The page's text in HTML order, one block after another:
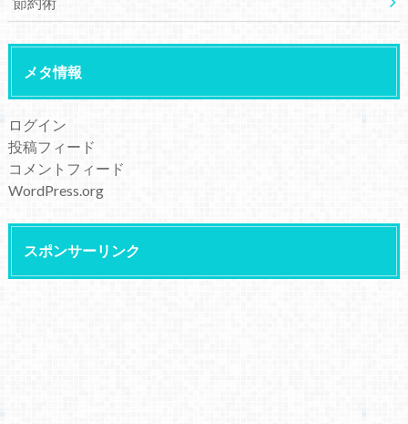
メタ情報
ログイン
投稿フィード
コメントフィード
WordPress.org
スポンサーリンク